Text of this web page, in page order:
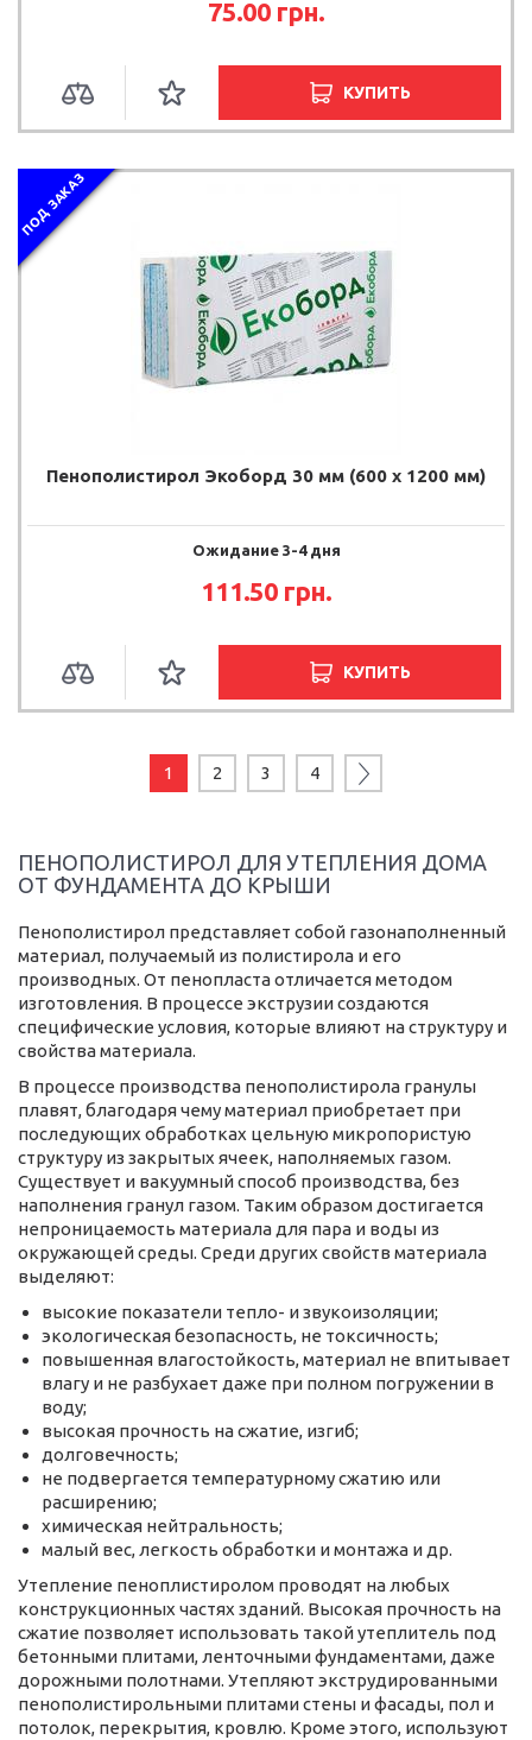
75.00 грн.
КУПИТЬ
ПОД ЗАКАЗ
Пенополистирол Экоборд 30 мм (600 х 1200 мм)
Ожидание 3-4 дня
111.50 грн.
КУПИТЬ
1 2 3 4
ПЕНОПОЛИСТИРОЛ ДЛЯ УТЕПЛЕНИЯ ДОМА
ОТ ФУНДАМЕНТА ДО КРЫШИ
Пенополистирол представляет собой газонаполненный
материал, получаемый из полистирола и его
производных. От пенопласта отличается методом
изготовления. В процессе экструзии создаются
специфические условия, которые влияют на структуру и
свойства материала.
В процессе производства пенополистирола гранулы
плавят, благодаря чему материал приобретает при
последующих обработках цельную микропористую
структуру из закрытых ячеек, наполняемых газом.
Существует и вакуумный способ производства, без
наполнения гранул газом. Таким образом достигается
непроницаемость материала для пара и воды из
окружающей среды. Среди других свойств материала
выделяют:
высокие показатели тепло- и звукоизоляции;
экологическая безопасность, не токсичность;
повышенная влагостойкость, материал не впитывает
влагу и не разбухает даже при полном погружении в
воду;
высокая прочность на сжатие, изгиб;
долговечность;
не подвергается температурному сжатию или
расширению;
химическая нейтральность;
малый вес, легкость обработки и монтажа и др.
Утепление пеноплистиролом проводят на любых
конструкционных частях зданий. Высокая прочность на
сжатие позволяет использовать такой утеплитель под
бетонными плитами, ленточными фундаментами, даже
дорожными полотнами. Утепляют экструдированными
пенополистирольными плитами стены и фасады, пол и
потолок, перекрытия, кровлю. Кроме этого, используют